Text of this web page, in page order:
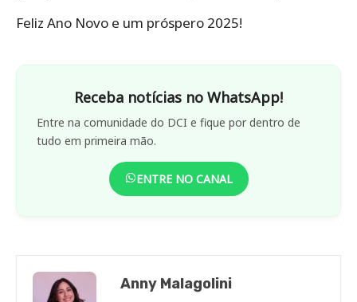
Feliz Ano Novo e um próspero 2025!
Receba notícias no WhatsApp!
Entre na comunidade do DCI e fique por dentro de
tudo em primeira mão.
ENTRE NO CANAL
Anny Malagolini